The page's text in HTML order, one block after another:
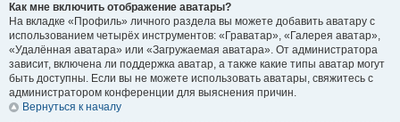
Как мне включить отображение аватары?
На вкладке «Профиль» личного раздела вы можете добавить аватару с
использованием четырёх инструментов: «Граватар», «Галерея аватар»,
«Удалённая аватара» или «Загружаемая аватара». От администратора
зависит, включена ли поддержка аватар, а также какие типы аватар могут
быть доступны. Если вы не можете использовать аватары, свяжитесь с
администратором конференции для выяснения причин.
Вернуться к началу